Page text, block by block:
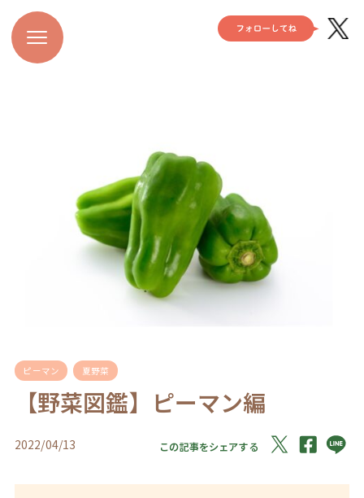
ピーマン 夏野菜
【野菜図鑑】ピーマン編
2022/04/13 この記事をシェアする